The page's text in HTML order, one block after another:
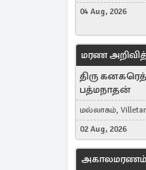
United Kingdom
04 Aug, 2026
மரண
திரு
பத்மநாதன்
மல்லாகம்,
02 Aug, 2026
அகாலமரணம்